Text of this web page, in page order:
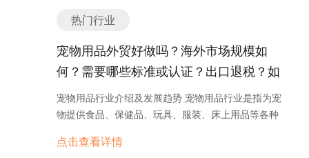
机、吹塑机等各种类型的设备。 根据市场研究机构的
数据，目前全球塑料机械市场价值超过1000亿美元，
并且预计在未来几年内将保持稳定增长。亚洲地区是
全球塑料机械市场的最大消费地区，尤其是中国和印
度等新兴经济体的快速发展推动了该地区市场的增
长。欧洲和北美地区也是重要的塑料机械市场，其对
高端技术和高质量设备的需求较高。 塑料机械在海外
境保护意识的提高，可回收和可再利用的塑料制品需
联网应用场景，提供稳定可靠的5G网络连接和高效
水、抗干扰等特性，适应恶劣的工业环境。此外，它
们还支持多种通信协议和接口，如RS232、RS485、
求。 总之，5G路由器的产品分类和种类多样化，可
以根据不同的用户需求和应用场景选择适合的路由器
设备。无论是家庭用户、企业用户还是工业用户，都
可以根据自身需求选择合适的5G路由器来实现高
型，它通过在锅炉内部设置一系列烟管来传递热能。
使水变为蒸汽或热水。 3. 燃油锅炉：燃油锅炉使用
燃油作为燃料，通过燃烧燃油产生热能。燃油锅炉可
燃气锅炉：燃气锅炉使用天然气或液化石油气等燃气
作为燃料，通过燃烧燃气产生热能。燃气锅炉具有高
效、清洁的特点，被广泛应用于家庭和工业领域。 5.
如，有些吸管设计成弯曲形状，方便饮用；有些吸管
设计成可折叠或可伸缩的形式，方便携带和存储。创
新设计的吸管不仅提升了用户体验，还增加了吸管行
业的市场竞争力。 4. 定制吸管：随着个性化消费的
兴起，定制吸管也逐渐成为一种趋势。企业和个人可
以根据自己的需求和品牌形象，定制专属的吸管。这
加品牌曝光度。 总之，吸管行业正在不断发展和创
热门行业
宠物用品外贸好做吗？海外市场规模如
何？需要哪些标准或认证？出口退税？如
何找分销商或客户？
宠物用品行业介绍及发展趋势 宠物用品行业是指为宠
物提供食品、保健品、玩具、服装、床上用品等各种
物用品行业也逐渐兴起并得到了快速发展。 宠物用品
点击查看详情